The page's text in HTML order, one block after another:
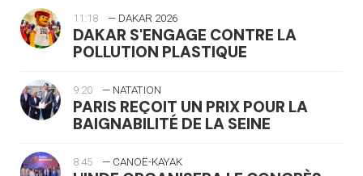
11:18 — DAKAR 2026
DAKAR S'ENGAGE CONTRE LA
POLLUTION PLASTIQUE
9:20 — NATATION
PARIS REÇOIT UN PRIX POUR LA
BAIGNABILITÉ DE LA SEINE
8:45 — CANOË-KAYAK